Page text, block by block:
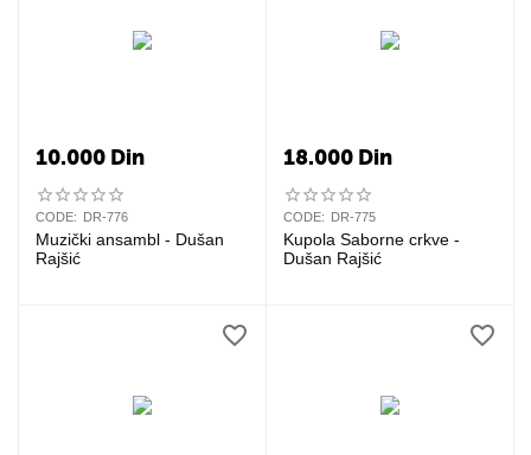
10.000 Din
CODE: DR-776
Muzički ansambl - Dušan
Rajšić
18.000 Din
CODE: DR-775
Kupola Saborne crkve -
Dušan Rajšić